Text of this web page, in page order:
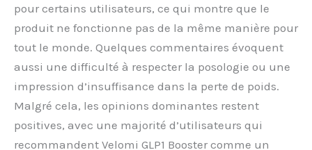
pour certains utilisateurs, ce qui montre que le
produit ne fonctionne pas de la même manière pour
tout le monde. Quelques commentaires évoquent
aussi une difficulté à respecter la posologie ou une
impression d’insuffisance dans la perte de poids.
Malgré cela, les opinions dominantes restent
positives, avec une majorité d’utilisateurs qui
recommandent Velomi GLP1 Booster comme un